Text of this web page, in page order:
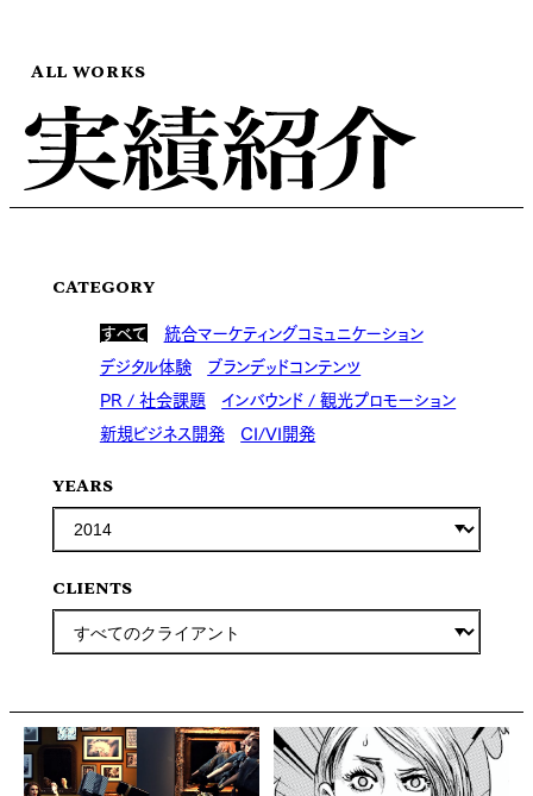
ALL WORKS
CATEGORY
すべて
統合マーケティングコミュニケーション
デジタル体験
ブランデッドコンテンツ
PR / 社会課題 インバウンド / 観光プロモーション
新規ビジネス開発 CI/VI開発
YEARS
CLIENTS